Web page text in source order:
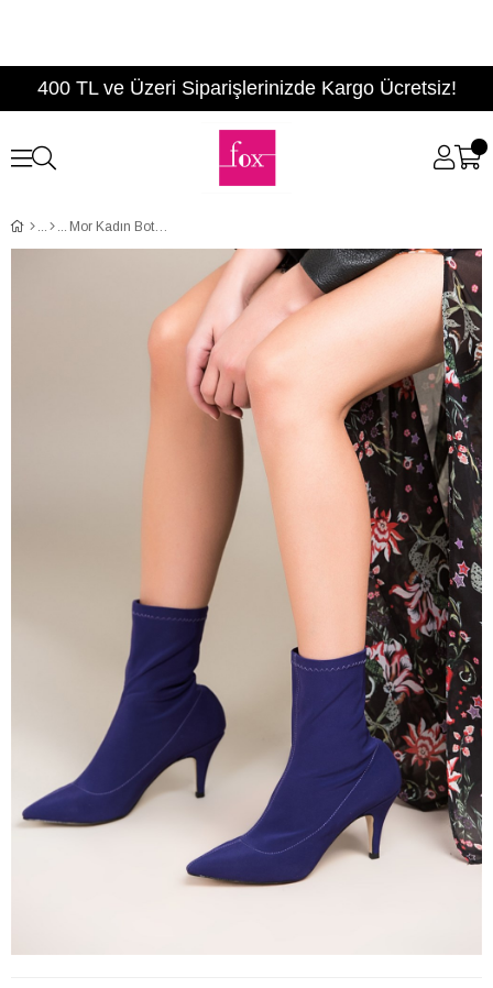
400 TL ve Üzeri Siparişlerinizde Kargo Ücretsiz!
Mor Kadın Bot C372540704